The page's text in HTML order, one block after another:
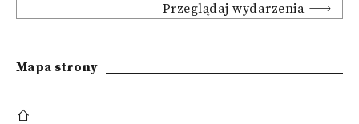
Przeglądaj wydarzenia
Mapa strony